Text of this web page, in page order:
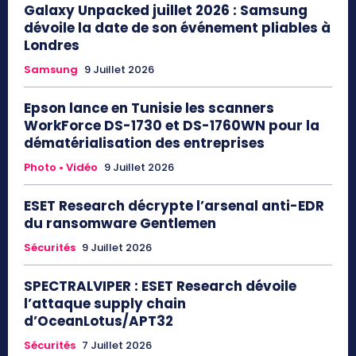
Galaxy Unpacked juillet 2026 : Samsung
dévoile la date de son événement pliables à
Londres
Samsung 9 Juillet 2026
Epson lance en Tunisie les scanners
WorkForce DS-1730 et DS-1760WN pour la
dématérialisation des entreprises
Photo • Vidéo 9 Juillet 2026
ESET Research décrypte l’arsenal anti-EDR
du ransomware Gentlemen
Sécurités 9 Juillet 2026
SPECTRALVIPER : ESET Research dévoile
l’attaque supply chain
d’OceanLotus/APT32
Sécurités 7 Juillet 2026